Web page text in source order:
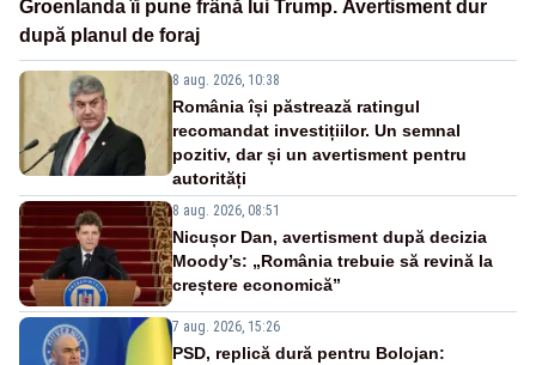
Groenlanda îi pune frână lui Trump. Avertisment dur
după planul de foraj
8 aug. 2026, 10:38
România își păstrează ratingul
recomandat investițiilor. Un semnal
pozitiv, dar și un avertisment pentru
autorități
8 aug. 2026, 08:51
Nicușor Dan, avertisment după decizia
Moody’s: „România trebuie să revină la
creștere economică”
7 aug. 2026, 15:26
PSD, replică dură pentru Bolojan: